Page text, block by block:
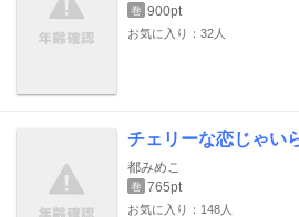
巻 900pt
お気に入り：32人
チェリーな恋じゃい
都みめこ
巻 765pt
お気に入り：148人